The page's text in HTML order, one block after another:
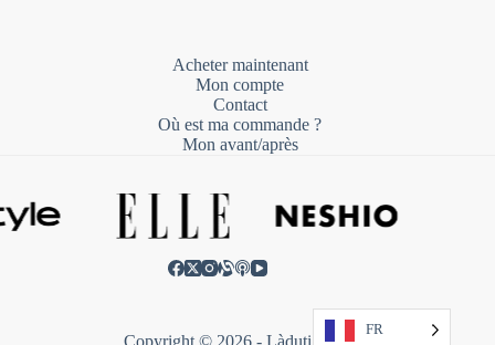
Acheter maintenant
Mon compte
Contact
Où est ma commande ?
Mon avant/après
Copyright © 2026 - Làduti
FR